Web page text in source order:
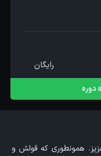
00:45:15
00:29:43
00:18:24
همونطوری که قولش و
رایگان
دوره